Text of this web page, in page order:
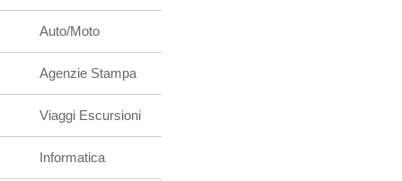
Auto/Moto
Agenzie Stampa
Viaggi Escursioni
Informatica